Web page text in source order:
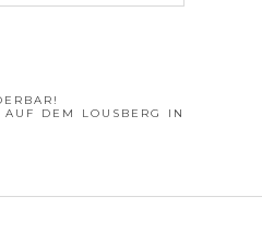
AUF DEM LOUSBERG IN